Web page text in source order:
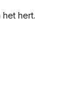
hert.